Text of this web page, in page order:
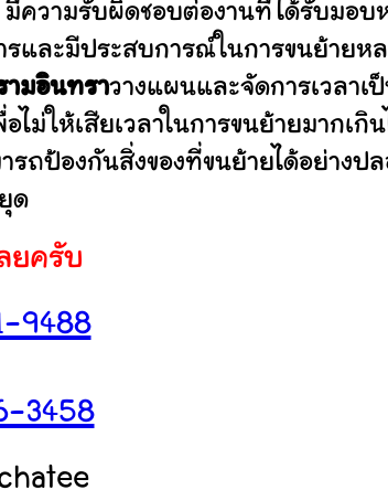
มีความรับผิดชอบต่องานที่ได้รับมอ
และมีประสบการณ์ในการขนย้ายห
ามอินทราวางแผนและจัดการเวลาเ
ไม่ให้เสียเวลาในการขนย้ายมากเ
ถป้องกันสิ่งของที่ขนย้ายได้อย่างป
ด
ยครับ
9488
3458